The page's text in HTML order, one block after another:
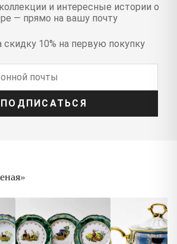
и интересные истории о
— прямо на вашу почту
10% на первую покупку
ПОДПИСАТЬСЯ